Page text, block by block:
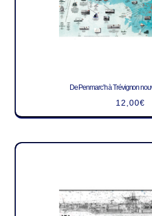
De Penmarc’h à Trévignon
12,00€